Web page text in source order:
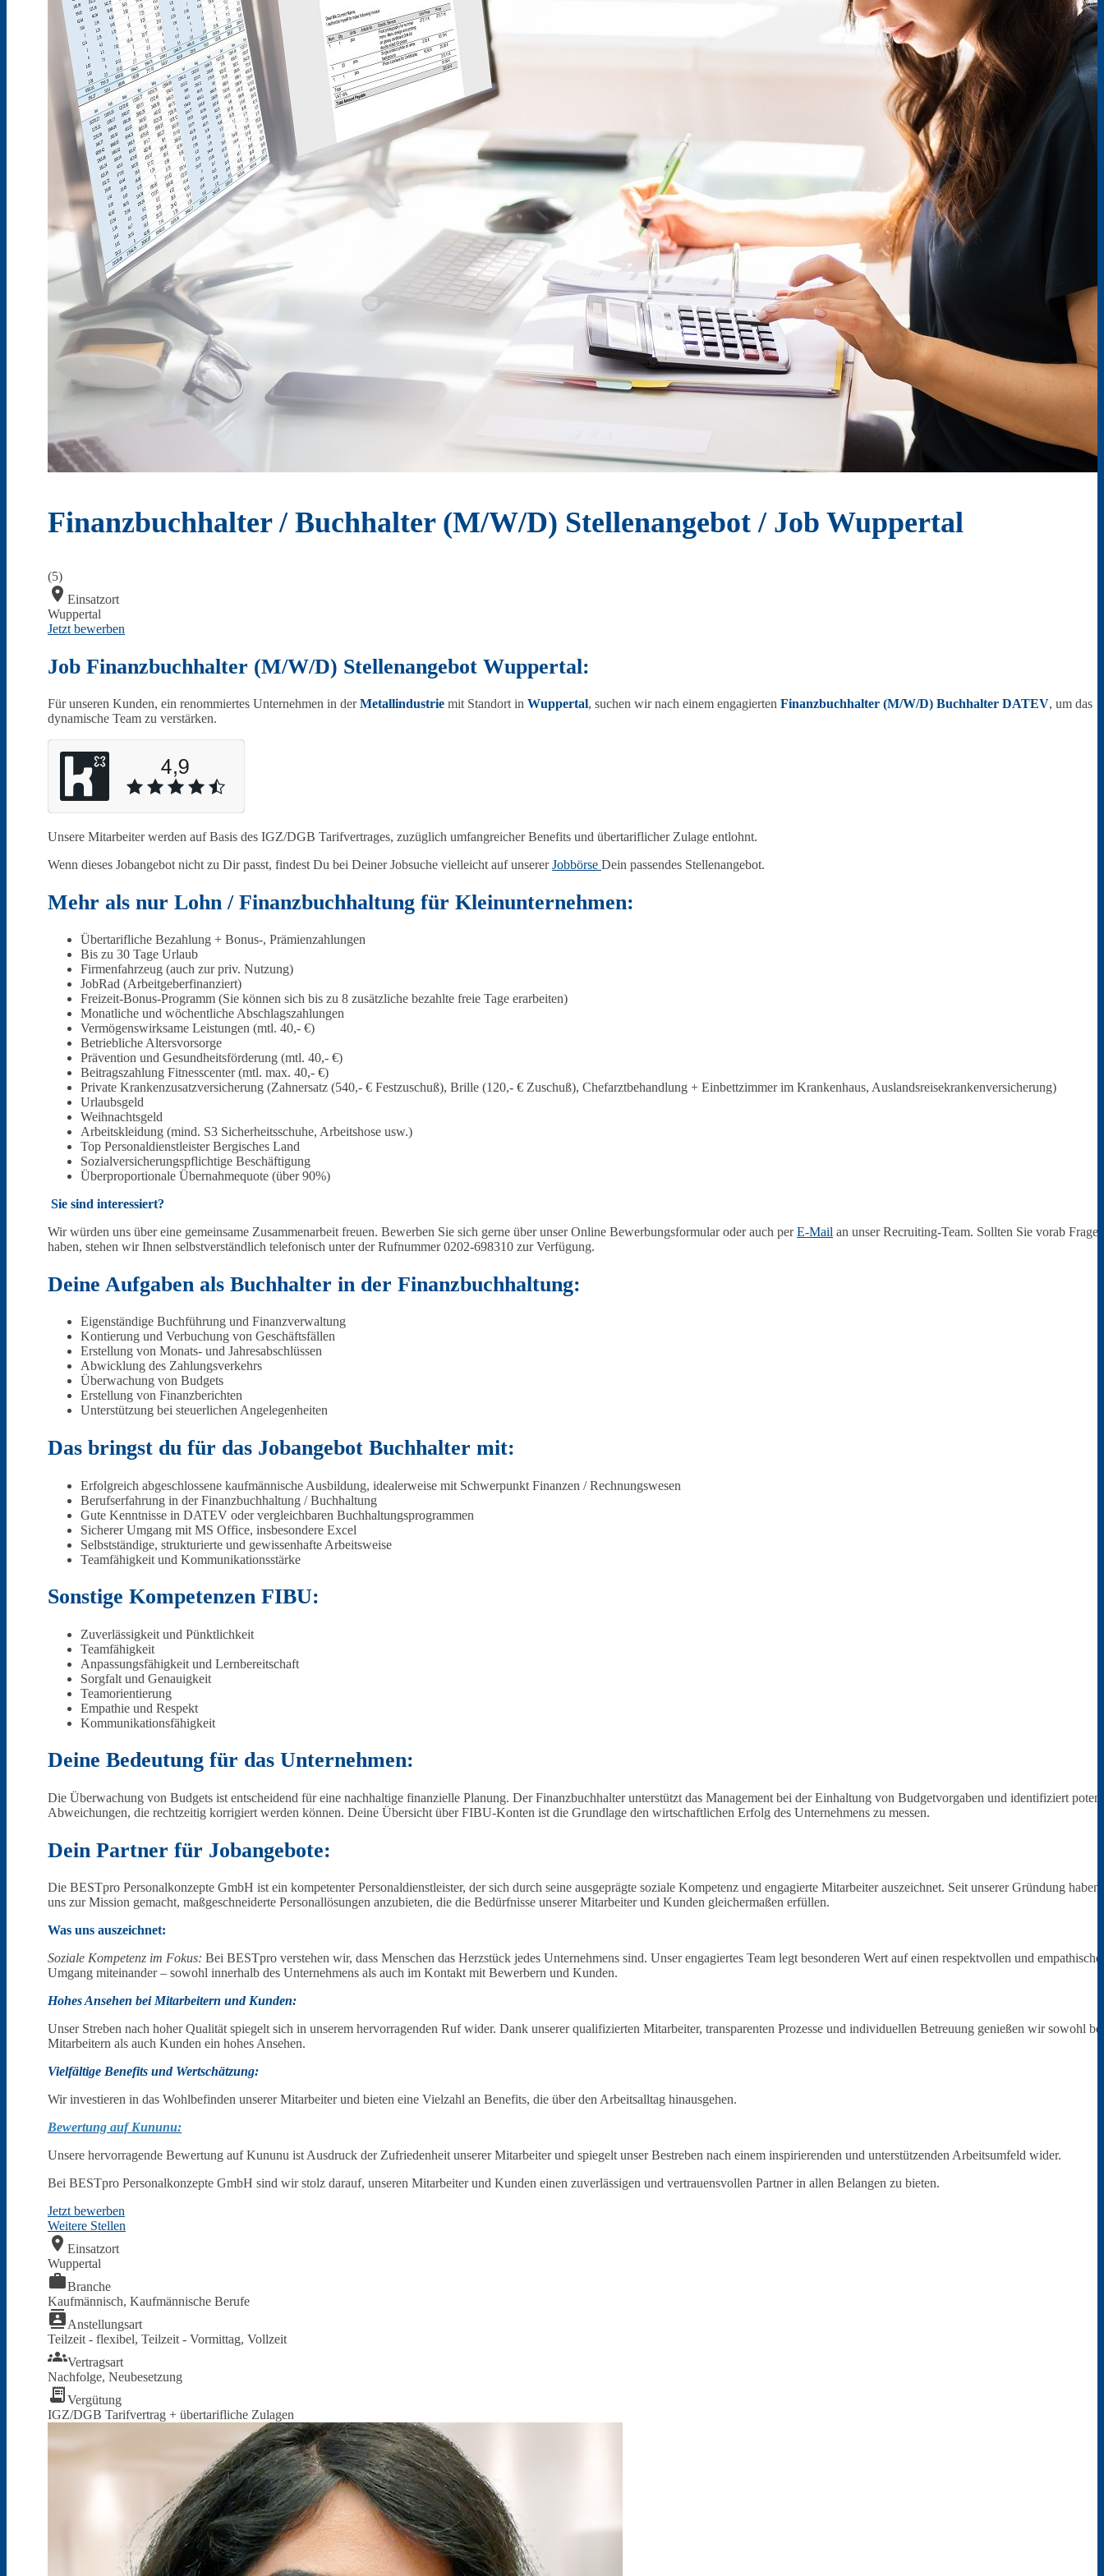
Stellenangebote
Wuppertal, Solingen, Remscheid, Düsseldorf
Velbert
Haan
Hilden
Heiligenhaus
Mettmann
Schwelm
Ennepetal
Für Bewerber
Ihre Vorteile
Für Unternehmen
Aktuelles
Kontakt
Ansprechpartner
Mitarbeiter-Login
Finanzbuchhalter / Buchhalter (M/W/D) Stellenangebot / Job Wuppertal
(5)
location_on Einsatzort
Wuppertal
Jetzt bewerben
Job Finanzbuchhalter (M/W/D) Stellenangebot Wuppertal:
Für unseren Kunden, ein renommiertes Unternehmen in derMetallindustrie mit Standort in Wuppertal, suchen wir nach einem engagierten Finanzbuchhalter (M/W/D) Buchhalter DATEV, um das
dynamische Team zu verstärken.
Unsere Mitarbeiter werden auf Basis des IGZ/DGB Tarifvertrages, zuzüglich umfangreicher Benefits und übertariflicher Zulage entlohnt.
Wenn dieses Jobangebot nicht zu Dir passt, findest Du bei Deiner Jobsuche vielleicht auf unsererJobbörse Dein passendes Stellenangebot.
Mehr als nur Lohn / Finanzbuchhaltung für Kleinunternehmen:
Übertarifliche Bezahlung + Bonus-, Prämienzahlungen
Bis zu 30 Tage Urlaub
Firmenfahrzeug (auch zur priv. Nutzung)
JobRad (Arbeitgeberfinanziert)
Freizeit-Bonus-Programm (Sie können sich bis zu 8 zusätzliche bezahlte freie Tage erarbeiten)
Monatliche und wöchentliche Abschlagszahlungen
Vermögenswirksame Leistungen (mtl. 40,- €)
Betriebliche Altersvorsorge
Prävention und Gesundheitsförderung (mtl. 40,- €)
Beitragszahlung Fitnesscenter (mtl. max. 40,- €)
Private Krankenzusatzversicherung (Zahnersatz (540,- € Festzuschuß), Brille (120,- € Zuschuß), Chefarztbehandlung + Einbettzimmer im Krankenhaus, Auslandsreisekrankenversicherung)
Urlaubsgeld
Weihnachtsgeld
Arbeitskleidung (mind. S3 Sicherheitsschuhe, Arbeitshose usw.)
Top Personaldienstleister Bergisches Land
Sozialversicherungspflichtige Beschäftigung
Überproportionale Übernahmequote (über 90%)
Sie sind interessiert?
Wir würden uns über eine gemeinsame Zusammenarbeit freuen. Bewerben Sie sich gerne über unser Online Bewerbungsformular oder auch perE-Mail an unser Recruiting-Team. Sollten Sie vorab Fragen
haben, stehen wir Ihnen selbstverständlich telefonisch unter der Rufnummer 0202-698310 zur Verfügung.
Deine Aufgaben als Buchhalter in der Finanzbuchhaltung:
Eigenständige Buchführung und Finanzverwaltung
Kontierung und Verbuchung von Geschäftsfällen
Erstellung von Monats- und Jahresabschlüssen
Abwicklung des Zahlungsverkehrs
Überwachung von Budgets
Erstellung von Finanzberichten
Unterstützung bei steuerlichen Angelegenheiten
Das bringst du für das Jobangebot Buchhalter mit:
Erfolgreich abgeschlossene kaufmännische Ausbildung, idealerweise mit Schwerpunkt Finanzen / Rechnungswesen
Berufserfahrung in der Finanzbuchhaltung / Buchhaltung
Gute Kenntnisse in DATEV oder vergleichbaren Buchhaltungsprogrammen
Sicherer Umgang mit MS Office, insbesondere Excel
Selbstständige, strukturierte und gewissenhafte Arbeitsweise
Teamfähigkeit und Kommunikationsstärke
Sonstige Kompetenzen FIBU:
Zuverlässigkeit und Pünktlichkeit
Teamfähigkeit
Anpassungsfähigkeit und Lernbereitschaft
Sorgfalt und Genauigkeit
Teamorientierung
Empathie und Respekt
Kommunikationsfähigkeit
Deine Bedeutung für das Unternehmen:
Die Überwachung von Budgets ist entscheidend für eine nachhaltige finanzielle Planung. Der Finanzbuchhalter unterstützt das Management bei der Einhaltung von Budgetvorgaben und identifiziert
Abweichungen, die rechtzeitig korrigiert werden können. Deine Übersicht über FIBU-Konten ist die Grundlage den wirtschaftlichen Erfolg des Unternehmens zu messen.
Dein Partner für Jobangebote:
Die BESTpro Personalkonzepte GmbH ist ein kompetenter Personaldienstleister, der sich durch seine ausgeprägte soziale Kompetenz und engagierte Mitarbeiter auszeichnet. Seit unserer Gründung haben
uns zur Mission gemacht, maßgeschneiderte Personallösungen anzubieten, die die Bedürfnisse unserer Mitarbeiter und Kunden gleichermaßen erfüllen.
Was uns auszeichnet:
Soziale Kompetenz im Fokus: Bei BESTpro verstehen wir, dass Menschen das Herzstück jedes Unternehmens sind. Unser engagiertes Team legt besonderen Wert auf einen respektvollen und
Umgang miteinander – sowohl innerhalb des Unternehmens als auch im Kontakt mit Bewerbern und Kunden.
Hohes Ansehen bei Mitarbeitern und Kunden:
Unser Streben nach hoher Qualität spiegelt sich in unserem hervorragenden Ruf wider. Dank unserer qualifizierten Mitarbeiter, transparenten Prozesse und individuellen Betreuung genießen wir sowohl bei
Mitarbeitern als auch Kunden ein hohes Ansehen.
Vielfältige Benefits und Wertschätzung:
Wir investieren in das Wohlbefinden unserer Mitarbeiter und bieten eine Vielzahl an Benefits, die über den Arbeitsalltag hinausgehen.
Bewertung auf Kununu:
Unsere hervorragende Bewertung auf Kununu ist Ausdruck der Zufriedenheit unserer Mitarbeiter und spiegelt unser Bestreben nach einem inspirierenden und unterstützenden Arbeitsumfeld wider.
Bei BESTpro Personalkonzepte GmbH sind wir stolz darauf, unseren Mitarbeiter und Kunden einen zuverlässigen und vertrauensvollen Partner in allen Belangen zu bieten.
Jetzt bewerben
Weitere Stellen
location_on Einsatzort
Wuppertal
workBranche
Kaufmännisch, Kaufmännische Berufe
contactsAnstellungsart
Teilzeit - flexibel, Teilzeit - Vormittag, Vollzeit
groupsVertragsart
Nachfolge, Neubesetzung
receipt_long Vergütung
IGZ/DGB Tarifvertrag + übertarifliche Zulagen